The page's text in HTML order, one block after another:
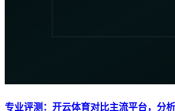
专业评测：开云体育对比主流平台，分